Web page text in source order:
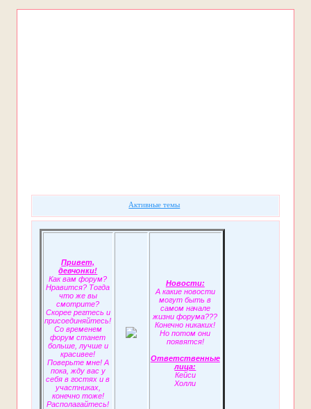
Активные темы
Привет,
девчонки!
Как вам форум?
Нравится? Тогда
что же вы
смотрите?
Скорее регтесь и
присоединяйтесь!
Со временем
форум станет
больше, лучше и
красивее!
Поверьте мне! А
пока, жду вас у
себя в гостях и в
участниках,
конечно тоже!
Располагайтесь!
Новости:
А какие новости
могут быть в
самом начале
жизни форума???
Конечно никаких!
Но потом они
появятся!
Ответственные
лица:
Кейси
Холли